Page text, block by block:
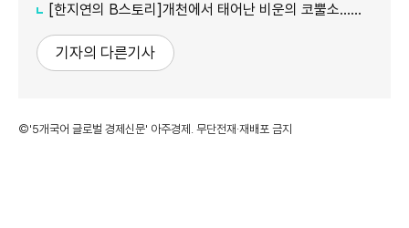
[한지연의 B스토리]개천에서 태어난 비운의 코뿔소…中 자본 얻고 'K-Jeep' 도약할까
기자의 다른기사
©'5개국어 글로벌 경제신문' 아주경제. 무단전재·재배포 금지